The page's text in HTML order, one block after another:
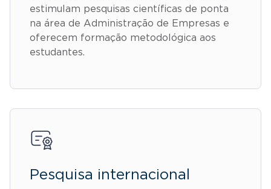
estimulam pesquisas científicas de ponta
na área de Administração de Empresas e
oferecem formação metodológica aos
estudantes.
Pesquisa internacional